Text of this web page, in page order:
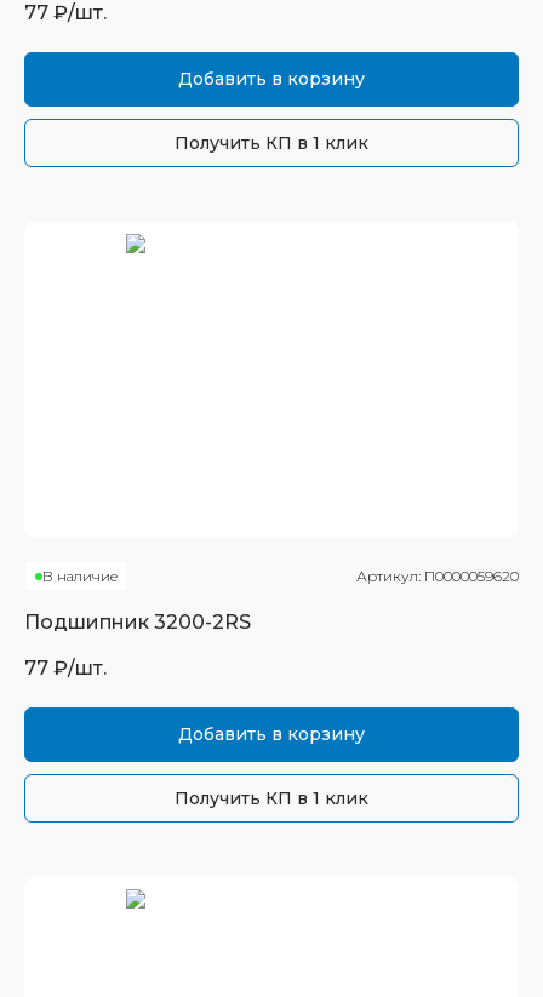
77 ₽/шт.
Добавить в корзину
Получить КП в 1 клик
В наличие Артикул: П0000059620
Подшипник 3200-2RS
77 ₽/шт.
Добавить в корзину
Получить КП в 1 клик